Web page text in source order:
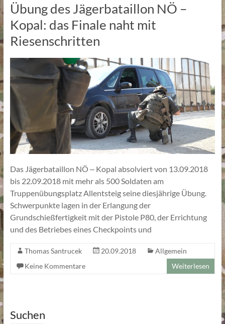
Übung des Jägerbataillon NÖ –
Kopal: das Finale naht mit
Riesenschritten
Das Jägerbataillon NÖ ‒ Kopal absolviert von 13.09.2018
bis 22.09.2018 mit mehr als 500 Soldaten am
Truppenübungsplatz Allentsteig seine diesjährige Übung.
Schwerpunkte lagen in der Erlangung der
Grundschießfertigkeit mit der Pistole P80, der Errichtung
und des Betriebes eines Checkpoints und
Thomas Santrucek 20.09.2018
Allgemein
Keine Kommentare
Weiterlesen
Suchen